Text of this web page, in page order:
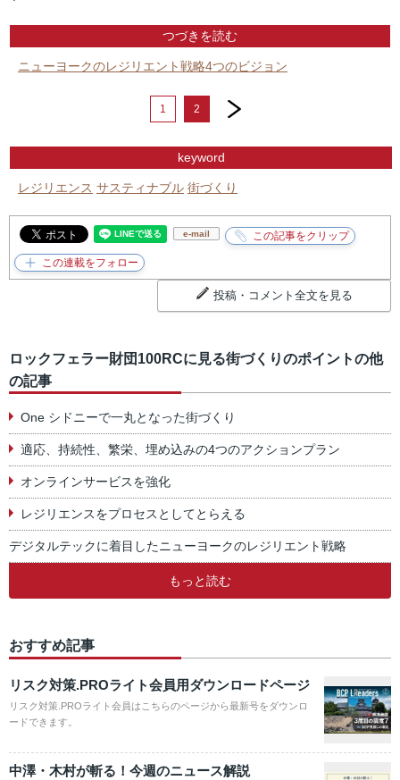
つづきを読む
ニューヨークのレジリエント戦略4つのビジョン
1 2
next
keyword
レジリエンス サスティナブル 街づくり
e-mail
投稿・コメント全文を見る
ロックフェラー財団100RCに見る街づくりのポイントの他
の記事
One シドニーで一丸となった街づくり
適応、持続性、繁栄、埋め込みの4つのアクションプラン
オンラインサービスを強化
レジリエンスをプロセスとしてとらえる
デジタルテックに着目したニューヨークのレジリエント戦略
もっと読む
おすすめ記事
リスク対策.PROライト会員用ダウンロードページ
リスク対策.PROライト会員はこちらのページから最新号をダウンロ
ードできます。
中澤・木村が斬る！今週のニュース解説